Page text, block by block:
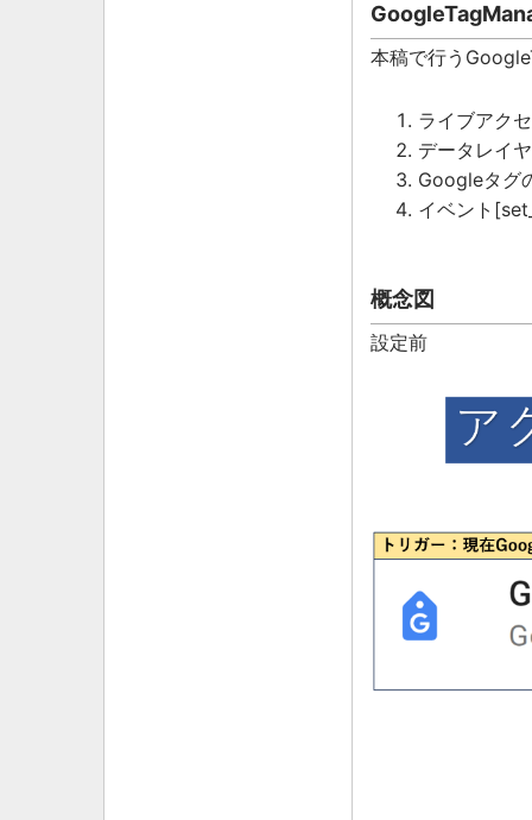
本稿で行う
ライブアク
データレイ
Googleタグ
イベント
概念図
設定前